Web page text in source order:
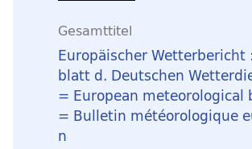
Gesamttitel
Europäischer Wetterbericht
blatt d. Deutschen
= European meteorological
= Bulletin météorologique
n